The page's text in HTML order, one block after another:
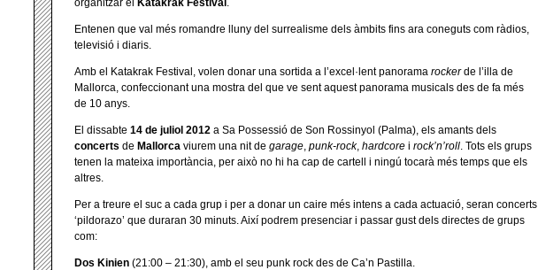
organitzar el
Katakrak Festival .
Entenen que val més romandre lluny del surrealisme dels àmbits fins ara coneguts com ràdios,
televisió i diaris.
Amb el Katakrak Festival, volen donar una sortida a l’excel·lent panorama rockerde l’illa de
Mallorca, confeccionant una mostra del que ve sent aquest panorama musicals des de fa més
de 10 anys.
El dissabte 14 de juliol 2012 a Sa Possessió de Son Rossinyol (Palma), els amants dels
concerts de Mallorca viurem una nit de garage, punk-rock, hardcore i rock’n’roll. Tots els grups
tenen la mateixa importància, per això no hi ha cap de cartell i ningú tocarà més temps que els
altres.
Per a treure el suc a cada grup i per a donar un caire més intens a cada actuació, seran concerts
‘pildorazo’ que duraran 30 minuts. Així podrem presenciar i passar gust dels directes de grups
com:
Dos Kinien (21:00 – 21:30), amb el seu punk rock des de Ca’n Pastilla.